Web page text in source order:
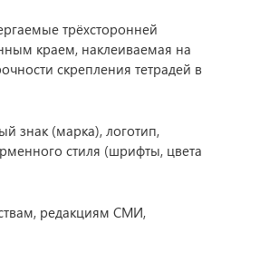
трёхсторонней
краем, наклеиваемая на
скрепления тетрадей в
знак (марка), логотип,
стиля (шрифты, цвета
редакциям СМИ,